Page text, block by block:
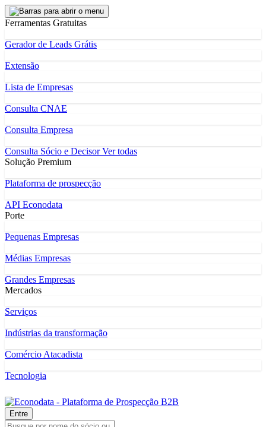
Ferramentas Gratuitas
Gerador de Leads Grátis
Extensão
Lista de Empresas
Consulta CNAE
Consulta Empresa
Consulta Sócio e DecisorVer todas
Solução Premium
Plataforma de prospecção
API Econodata
Porte
Pequenas Empresas
Médias Empresas
Grandes Empresas
Mercados
Serviços
Indústrias da transformação
Comércio Atacadista
Tecnologia
Entre